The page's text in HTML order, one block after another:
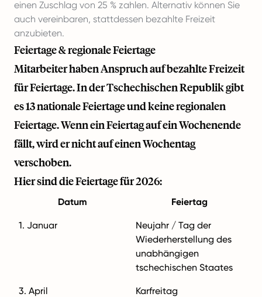
einen Zuschlag von 25 % zahlen. Alternativ können Sie
auch vereinbaren, stattdessen bezahlte Freizeit
anzubieten.
Feiertage & regionale Feiertage
Mitarbeiter haben Anspruch auf bezahlte Freizeit
für Feiertage. In der Tschechischen Republik gibt
es 13 nationale Feiertage und keine regionalen
Feiertage. Wenn ein Feiertag auf ein Wochenende
fällt, wird er nicht auf einen Wochentag
verschoben.
Hier sind die Feiertage für 2026:
Datum Feiertag
1. Januar
Neujahr / Tag der
Wiederherstellung des
unabhängigen
tschechischen Staates
3. April Karfreitag